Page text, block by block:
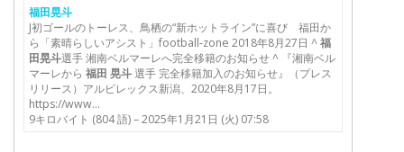
福田晃斗
J初ゴールのトーレス、鳥栖の“新ホットライン”に喜び 福田か
ら「素晴らしいアシスト」football-zone 2018年8月27日 ^福
田晃斗選手 湘南ベルマーレへ完全移籍のお知らせ ^ 『湘南ベル
マーレから 福田 晃斗選手 完全移籍加入のお知らせ』（プレス
リリース）アルビレックス新潟、2020年8月17日。
https://www…
9キロバイト (804 語) – 2025年1月21日 (火) 07:58